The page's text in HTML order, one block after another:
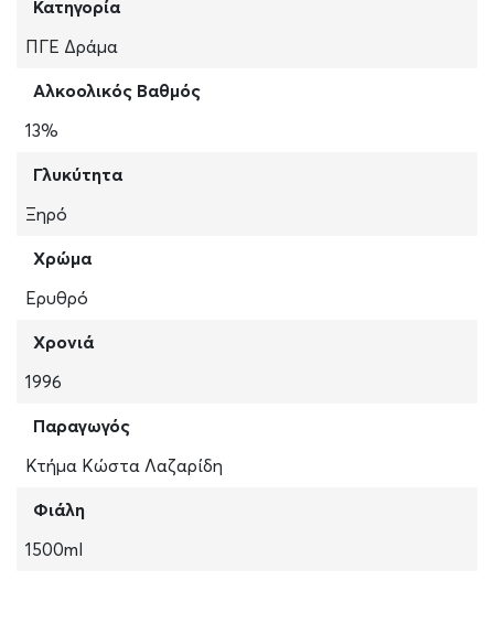
Κατηγορία
ΠΓΕ Δράμα
Αλκοολικός Βαθμός
13%
Γλυκύτητα
Ξηρό
Χρώμα
Ερυθρό
Χρονιά
1996
Παραγωγός
Κτήμα Κώστα Λαζαρίδη
Φιάλη
1500ml